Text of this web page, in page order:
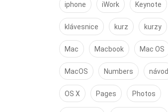
iphone iWork Keynote
klávesnice kurz kurzy
Mac Macbook Mac OS
MacOS Numbers návod
OS X Pages Photos